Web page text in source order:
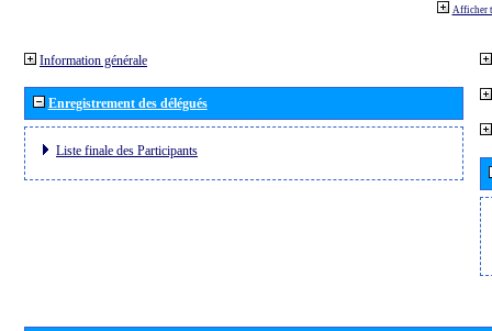
Afficher
Information générale
Enregistrement des délégués
Liste finale des Participants